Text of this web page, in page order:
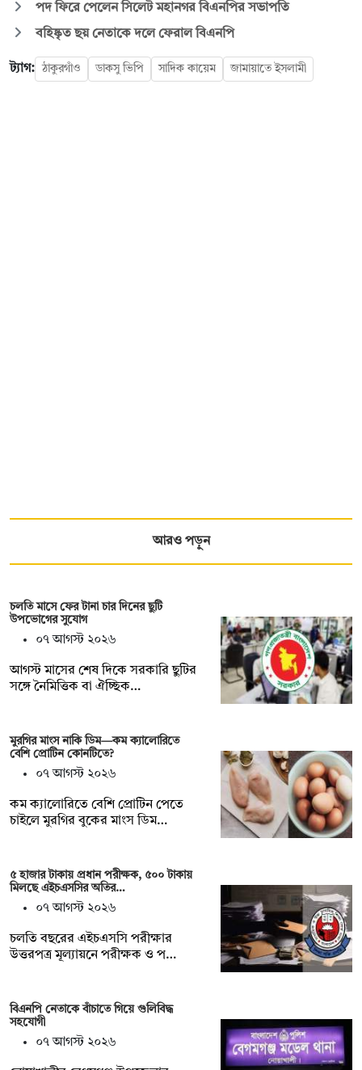
পদ ফিরে পেলেন সিলেট মহানগর বিএনপির সভাপতি
বহিষ্কৃত ছয় নেতাকে দলে ফেরাল বিএনপি
ট্যাগ: ঠাকুরগাঁও ডাকসু ভিপি সাদিক কায়েম জামায়াতে ইসলামী
আরও পড়ুন
চলতি মাসে ফের টানা চার দিনের ছুটি
উপভোগের সুযোগ
০৭ আগস্ট ২০২৬
আগস্ট মাসের শেষ দিকে সরকারি ছুটির
সঙ্গে নৈমিত্তিক বা ঐচ্ছিক…
মুরগির মাংস নাকি ডিম—কম ক্যালোরিতে
বেশি প্রোটিন কোনটিতে?
০৭ আগস্ট ২০২৬
কম ক্যালোরিতে বেশি প্রোটিন পেতে
চাইলে মুরগির বুকের মাংস ডিম…
৫ হাজার টাকায় প্রধান পরীক্ষক, ৫০০ টাকায়
মিলছে এইচএসসির অতির…
০৭ আগস্ট ২০২৬
চলতি বছরের এইচএসসি পরীক্ষার
উত্তরপত্র মূল্যায়নে পরীক্ষক ও প…
বিএনপি নেতাকে বাঁচাতে গিয়ে গুলিবিদ্ধ
সহযোগী
০৭ আগস্ট ২০২৬